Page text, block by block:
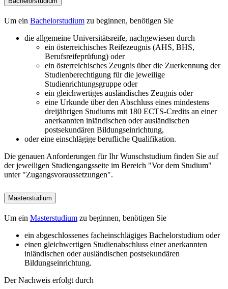
Um ein Bachelorstudium zu beginnen, benötigen Sie
die allgemeine Universitätsreife, nachgewiesen durch
ein österreichisches Reifezeugnis (AHS, BHS,
Berufsreifeprüfung) oder
ein österreichisches Zeugnis über die Zuerkennung der
Studienberechtigung für die jeweilige
Studienrichtungsgruppe oder
ein gleichwertiges ausländisches Zeugnis oder
eine Urkunde über den Abschluss eines mindestens
dreijährigen Studiums mit 180 ECTS-Credits an einer
anerkannten inländischen oder ausländischen
postsekundären Bildungseinrichtung,
oder eine einschlägige berufliche Qualifikation.
Die genauen Anforderungen für Ihr Wunschstudium finden Sie auf
der jeweiligen Studiengangsseite im Bereich "Vor dem Studium"
unter "Zugangsvoraussetzungen".
Masterstudium
Um ein Masterstudium zu beginnen, benötigen Sie
ein abgeschlossenes facheinschlägiges Bachelorstudium oder
einen gleichwertigen Studienabschluss einer anerkannten
inländischen oder ausländischen postsekundären
Bildungseinrichtung.
Der Nachweis erfolgt durch